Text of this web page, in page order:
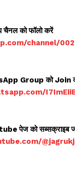
चैनल को फॉलो करें
channel/
Group को Join
पेज को सब्सक्राइब